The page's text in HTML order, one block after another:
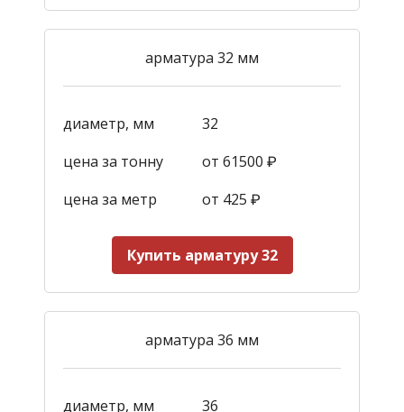
арматура 32 мм
диаметр, мм
32
цена за тонну
от 61500 ₽
цена за метр
от 425 ₽
Купить арматуру 32
арматура 36 мм
диаметр, мм 36